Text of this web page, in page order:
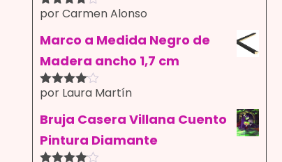
Valorado
5
por Carmen Alonso
Marco a Medida Negro de
Madera ancho 1,7 cm
Valorado
5
por Laura Martín
Bruja Casera Villana Cuento
Pintura Diamante